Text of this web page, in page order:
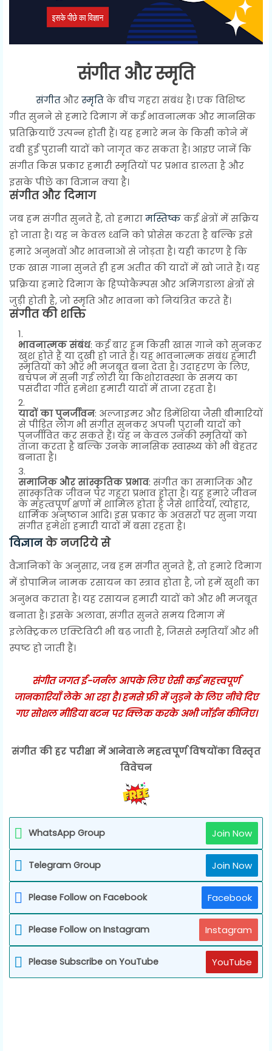
संगीत और स्मृति
संगीत औरस्मृतिके बीच गहरा संबंध है। एक विशिष्ट
गीत सुनने से हमारे दिमाग में कई भावनात्मक और मानसिक
प्रतिक्रियाएँ उत्पन्न होती हैं। यह हमारे मन के किसी कोने में
दबी हुई पुरानी यादों को जागृत कर सकता है। आइए जानें कि
संगीत किस प्रकार हमारी स्मृतियों पर प्रभाव डालता है और
इसके पीछे का विज्ञान क्या है।
संगीत और दिमाग
जब हम संगीत सुनते हैं, तो हमारामस्तिष्ककई क्षेत्रों में सक्रिय
हो जाता है। यह न केवल ध्वनि को प्रोसेस करता है बल्कि इसे
हमारे अनुभवों और भावनाओं से जोड़ता है। यही कारण है कि
एक खास गाना सुनते ही हम अतीत की यादों में खो जाते हैं। यह
प्रक्रिया हमारे दिमाग के हिप्पोकैम्पस और अमिगडाला क्षेत्रों से
जुड़ी होती है, जो स्मृति और भावना को नियंत्रित करते हैं।
संगीत की शक्ति
भावनात्मक संबंध: कई बार हम किसी खास गाने को सुनकर
खुश होते हैं या दुखी हो जाते हैं। यह भावनात्मक संबंध हमारी
स्मृतियों को और भी मजबूत बना देता है। उदाहरण के लिए,
बचपन में सुनी गई लोरी या किशोरावस्था के समय का
पसंदीदा गीत हमेशा हमारी यादों में ताजा रहता है।
यादों का पुनर्जीवन: अल्जाइमर और डिमेंशिया जैसी बीमारियों
से पीड़ित लोग भी संगीत सुनकर अपनी पुरानी यादों को
पुनर्जीवित कर सकते हैं। यह न केवल उनकी स्मृतियों को
ताजा करता है बल्कि उनके मानसिक स्वास्थ्य को भी बेहतर
बनाता है।
समाजिक और सांस्कृतिक प्रभाव: संगीत का समाजिक और
सांस्कृतिक जीवन पर गहरा प्रभाव होता है। यह हमारे जीवन
के महत्वपूर्ण क्षणों में शामिल होता है जैसे शादियाँ, त्योहार,
धार्मिक अनुष्ठान आदि। इस प्रकार के अवसरों पर सुना गया
संगीत हमेशा हमारी यादों में बसा रहता है।
विज्ञानके नजरिये से
वैज्ञानिकों के अनुसार, जब हम संगीत सुनते हैं, तो हमारे दिमाग
में डोपामिन नामक रसायन का स्त्राव होता है, जो हमें खुशी का
अनुभव कराता है। यह रसायन हमारी यादों को और भी मजबूत
बनाता है। इसके अलावा, संगीत सुनते समय दिमाग में
इलेक्ट्रिकल एक्टिविटी भी बढ़ जाती है, जिससे स्मृतियाँ और भी
स्पष्ट हो जाती हैं।
संगीत जगत ई-जर्नल आपके लिए ऐसी कई महत्त्वपूर्ण
जानकारियाँ लेके आ रहा है। हमसे फ्री में जुड़ने के लिए नीचे दिए
गए सोशल मीडिया बटन पर क्लिक करके अभी जॉईन कीजिए।
संगीत की हर परीक्षा में आनेवाले महत्वपूर्ण विषयोंका विस्तृत
विवेचन
WhatsApp Group Join Now
Telegram Group Join Now
Please Follow on Facebook Facebook
Please Follow on Instagram Instagram
Please Subscribe on YouTube YouTube